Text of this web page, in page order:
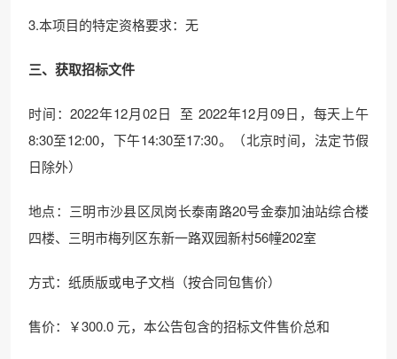
3.本项目的特定资格要求：无
三、获取招标文件
时间：2022年12月02日 至 2022年12月09日，每天上午
8:30至12:00，下午14:30至17:30。（北京时间，法定节假
日除外）
地点：三明市沙县区凤岗长泰南路20号金泰加油站综合楼
四楼、三明市梅列区东新一路双园新村56幢202室
方式：纸质版或电子文档（按合同包售价）
售价：￥300.0 元，本公告包含的招标文件售价总和